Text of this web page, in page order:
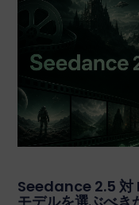
Seedance 2.5 対